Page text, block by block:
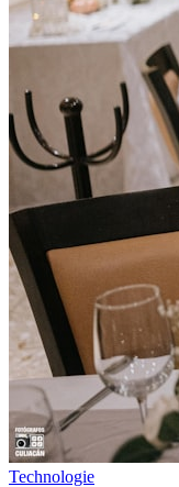
Technologie